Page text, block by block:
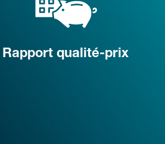
Rapport qualité-prix